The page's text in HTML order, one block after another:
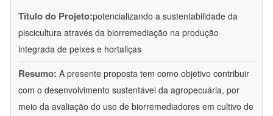
Título do Projeto:potencializando a sustentabilidade da
piscicultura através da biorremediação na produção
integrada de peixes e hortaliças
Resumo: A presente proposta tem como objetivo contribuir
com o desenvolvimento sustentável da agropecuária, por
meio da avaliação do uso de biorremediadores em cultivo de